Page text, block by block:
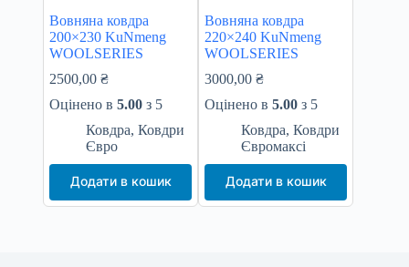
Вовняна ковдра
200×230 KuNmeng
WOOLSERIES
2500,00₴
Оцінено в5.00 з 5
Ковдра,Ковдри
Євро
Додати в кошик
Вовняна ковдра
220×240 KuNmeng
WOOLSERIES
3000,00₴
Оцінено в5.00 з 5
Ковдра,Ковдри
Євромаксі
Додати в кошик